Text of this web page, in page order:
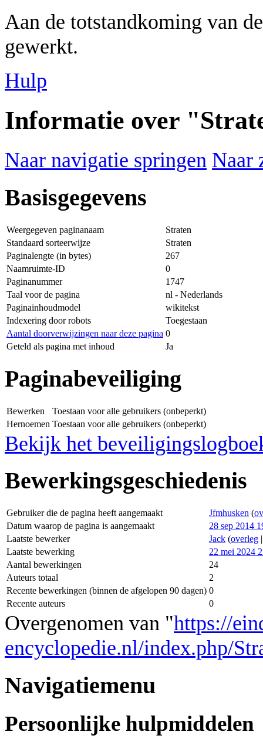
Aan de totstandkoming van
gewerkt.
Hulp
Informatie over
Naar navigatie springen Naar
Basisgegevens
Weergegeven paginanaam
Straten
Standaard sorteerwijze
Straten
Paginalengte (in bytes)
267
Naamruimte-ID
0
Paginanummer
1747
Taal voor de pagina
nl - Nederlands
Paginainhoudmodel
wikitekst
Indexering door robots
Toegestaan
Aantal doorverwijzingen naar deze pagina 0
Geteld als pagina met inhoud
Ja
Paginabeveiliging
Bewerken
Toestaan voor alle gebruikers (onbeperkt)
Hernoemen Toestaan voor alle gebruikers (onbeperkt)
Bekijk het
Bewerkingsgeschiedenis
Gebruiker die de pagina heeft aangemaakt Jfmhusken (
Datum waarop de pagina is aangemaakt
28 sep 2014
Laatste bewerker
Jack (overleg
Laatste bewerking
22 mei 2024
Aantal bewerkingen
24
Auteurs totaal
2
Recente bewerkingen (binnen de afgelopen 90 dagen) 0
Recente auteurs
0
Overgenomen van "https://
encyclopedie.nl/index.php/
Navigatiemenu
Persoonlijke hulpmiddelen